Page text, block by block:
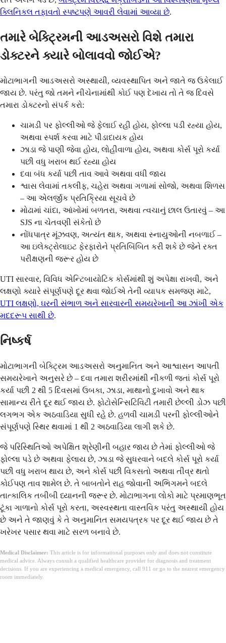
ક્લિનિકલ તફાવતો સ્પષ્ટપણે આવરી લેવામાં આવ્યા છે.
તમારે બેક્ટ્રિમની આડઅસરો વિશે તમારા
ડોક્ટરને ક્યારે બોલાવવો જોઈએ?
મોટાભાગની આડઅસરો અસ્થાયી, વ્યવસ્થાપિત અને જાતે જ ઉકેલાઈ
જાય છે. પરંતુ જો તમને નીચેનામાંથી કોઈ પણ દેખાય તો તે જ દિવસે
તમારા ડોક્ટરનો સંપર્ક કરો:
ચામડી પર ફોલ્લીઓ જે ફેલાઈ રહી હોય, ફોલ્લા પડી રહ્યા હોય,
અથવા સ્પર્શ કરવા માટે પીડાદાયક હોય
ઝાડા જે પાણી જેવા હોય, લોહીવાળા હોય, અથવા કોર્સ પૂરો કર્યા
પછી વધુ ખરાબ થઈ રહ્યા હોય
દવા બંધ કર્યા પછી તાવ આવે અથવા વધી જાય
શ્વાસ લેવામાં તકલીફ, ચહેરા અથવા ગળામાં સોજો, અથવા શિળસ
– આ એલર્જીક પ્રતિક્રિયા સૂચવે છે
મોઢામાં ચાંદા, આંખોમાં બળતરા, અથવા ત્વચાનું છાલ ઉતારવું – આ
SJS ના ચેતવણી સંકેતો છે
નોંધપાત્ર મૂંઝવણ, અત્યંત થાક, અથવા સ્નાયુઓની નબળાઈ –
આ ઇલેક્ટ્રોલાઇટ ફેરફારોને પ્રતિબિંબિત કરી શકે છે જેને રક્ત
પરીક્ષણની જરૂર હોય છે
UTI સારવાર, વિવિધ એન્ટિબાયોટિક કોર્સમાંથી શું અપેક્ષા રાખવી, અને
લક્ષણો ક્યારે સંપૂર્ણપણે દૂર થવા જોઈએ તેની વ્યાપક સમજણ માટે,
UTI લક્ષણો, ઘરની સંભાળ અને સારવારની સમયરેખાની આ ઝાંખી એક
મદદરૂપ સાથી છે.
નિષ્કર્ષ
મોટાભાગની બેક્ટ્રિમ આડઅસરો અનુમાનિત અને આશ્વાસન આપતી
સમયરેખાને અનુસરે છે – દવા તમારા શરીરમાંથી નીકળી જતાં કોર્સ પૂરો
કર્યા પછી 2 થી 5 દિવસમાં ઉબકા, ઝાડા, માથાનો દુખાવો અને થાક
સામાન્ય રીતે દૂર થઈ જાય છે. ફોટોસેન્સિટિવિટી તમારી છેલ્લી ડોઝ પછી
લગભગ એક અઠવાડિયા સુધી રહે છે. હળવી ચામડી પરની ફોલ્લીઓને
સંપૂર્ણપણે સ્થિર થવામાં 1 થી 2 અઠવાડિયા લાગી શકે છે.
જે પરિસ્થિતિઓ અપેક્ષિત શ્રેણીની બહાર જાય છે તેમાં ફોલ્લીઓ જે
ફોલ્લા પડે છે અથવા ફેલાય છે, ઝાડા જે સુધરવાને બદલે કોર્સ પૂરો કર્યા
પછી વધુ ખરાબ થાય છે, અને કોર્સ પછી વિકસતો અથવા તીવ્ર થતો
કોઈપણ તાવ શામેલ છે. તે બાબતોને રાહ જોવાની અભિગમને બદલે
તાત્કાલિક તબીબી ધ્યાનની જરૂર છે. મોટાભાગના લોકો માટે પ્રમાણભૂત
ટૂંકા ગાળાનો કોર્સ પૂરો કરતા, અસ્વસ્થતા વાસ્તવિક પરંતુ અસ્થાયી હોય
છે અને તે જાણવું કે તે અનુમાનિત સમયપત્રક પર દૂર થઈ જાય છે તે
ખરેખર પસાર થવા માટે સરળ બનાવે છે.
Medical Disclaimer: This article is for informational purposes only and does not constitute
medical advice. Always consult a qualified healthcare provider for diagnosis and treatment
decisions. If you are experiencing a medical emergency, call 911 or go to the nearest emergency
room immediately.